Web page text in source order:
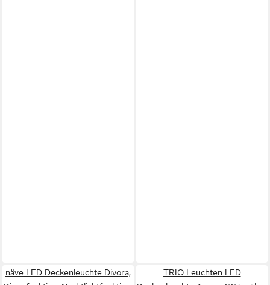
näve LED Deckenleuchte Divora,
TRIO Leuchten LED